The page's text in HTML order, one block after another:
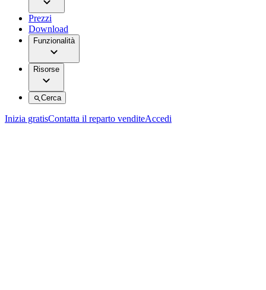
Prezzi
Download
Funzionalità
Risorse
Cerca
Inizia gratisContatta il reparto venditeAccedi